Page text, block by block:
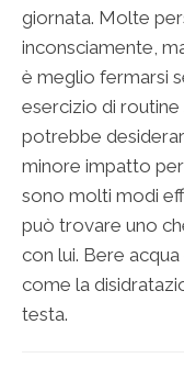
giornata. Molte
inconsciamente,
è meglio fermarsi
esercizio di routine
potrebbe
minore impatto
sono molti modi
può trovare uno
con lui. Bere
come la
testa.